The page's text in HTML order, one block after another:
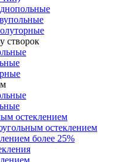
створок
остеклением
остеклением
более 25%